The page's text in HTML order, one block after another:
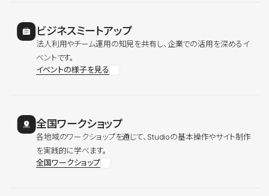
ビジネスミートアップ
法人利用やチーム運用の知見を共有し、企業での活用を深めるイ
ベントです。
イベントの様子を見る
全国ワークショップ
各地域のワークショップを通じて、Studioの基本操作やサイト制作
を実践的に学べます。
全国ワークショップ